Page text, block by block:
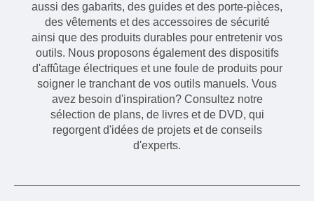
aussi des gabarits, des guides et des porte-pièces,
des vêtements et des accessoires de sécurité
ainsi que des produits durables pour entretenir vos
outils. Nous proposons également des dispositifs
d'affûtage électriques et une foule de produits pour
soigner le tranchant de vos outils manuels. Vous
avez besoin d'inspiration? Consultez notre
sélection de plans, de livres et de DVD, qui
regorgent d'idées de projets et de conseils
d'experts.